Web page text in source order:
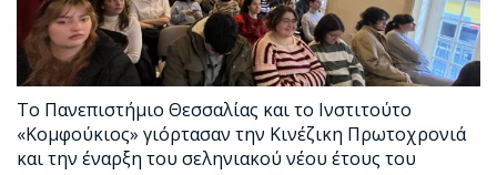
Το Πανεπιστήμιο Θεσσαλίας και το Ινστιτούτο
«Κομφούκιος» γιόρτασαν την Κινέζικη Πρωτοχρονιά
και την έναρξη του σεληνιακού νέου έτους του